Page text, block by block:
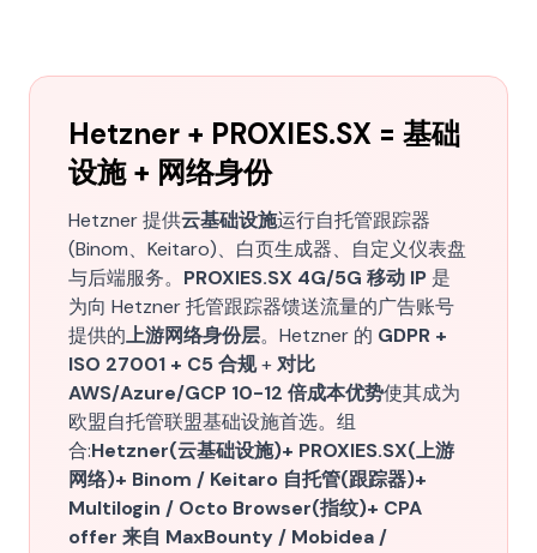
Hetzner + PROXIES.SX = 基础
设施 + 网络身份
Hetzner 提供云基础设施运行自托管跟踪器
(Binom、Keitaro)、白页生成器、自定义仪表盘
与后端服务。 PROXIES.SX 4G/5G 移动 IP 是
为向 Hetzner 托管跟踪器馈送流量的广告账号
提供的上游网络身份层。Hetzner 的 GDPR +
ISO 27001 + C5 合规+对比
AWS/Azure/GCP 10-12 倍成本优势使其成为
欧盟自托管联盟基础设施首选。组
合:Hetzner(云基础设施)+ PROXIES.SX(上游
网络)+ Binom / Keitaro 自托管(跟踪器)+
Multilogin / Octo Browser(指纹)+ CPA
offer 来自 MaxBounty / Mobidea /